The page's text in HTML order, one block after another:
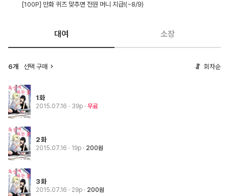
[100P] 만화 퀴즈 맞추면 전원 머니 지급!(~8/9)
대여 소장
6개 선택 구매 회차순
1화
2015.07.16 · 39p 무료
2화
2015.07.16 · 19p 200원
3화
2015.07.16 · 29p 200원